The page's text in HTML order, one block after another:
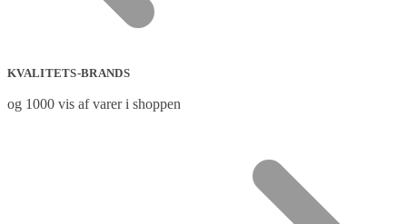
KVALITETS-BRANDS
og 1000 vis af varer i shoppen